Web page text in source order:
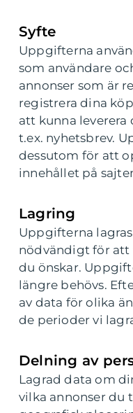
Syfte
Uppgifterna
som användare
annonser som är
registrera dina
att kunna leverera
t.ex. nyhetsbrev.
dessutom för att
innehållet på
Lagring
Uppgifterna
nödvändigt för
du önskar.
längre behövs.
av data för olika
de perioder vi
Delning av
Lagrad data om
vilka annonser du